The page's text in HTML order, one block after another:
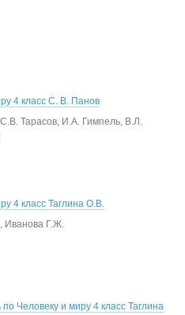
4 класс С. В. Панов
Тарасов, И.А. Гимпель, В.Л.
4 класс Таглина О.В.
Иванова Г.Ж.
Человеку и миру 4 класс Таглина